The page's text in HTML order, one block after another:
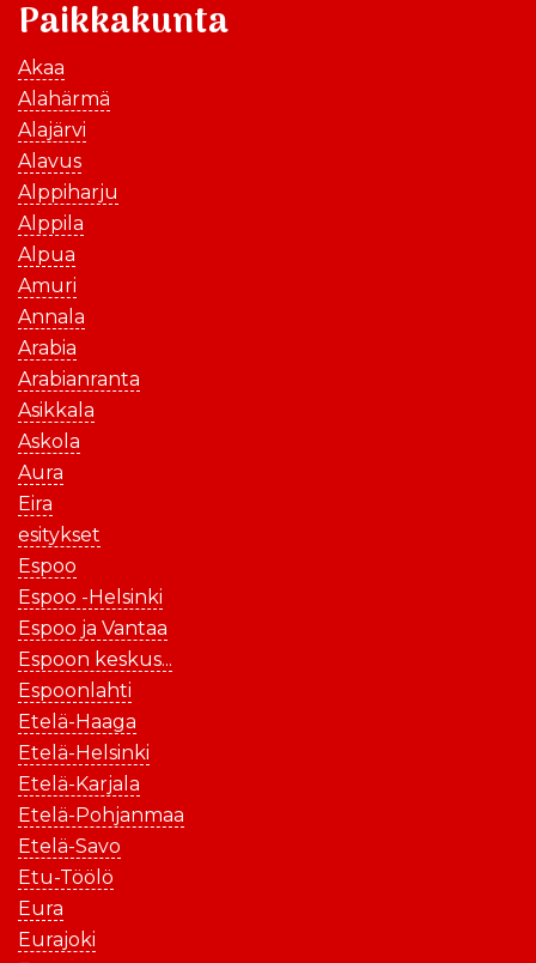
Paikkakunta
Akaa
Alahärmä
Alajärvi
Alavus
Alppiharju
Alppila
Alpua
Amuri
Annala
Arabia
Arabianranta
Asikkala
Askola
Aura
Eira
esitykset
Espoo
Espoo -Helsinki
Espoo ja Vantaa
Espoon keskus...
Espoonlahti
Etelä-Haaga
Etelä-Helsinki
Etelä-Karjala
Etelä-Pohjanmaa
Etelä-Savo
Etu-Töölö
Eura
Eurajoki